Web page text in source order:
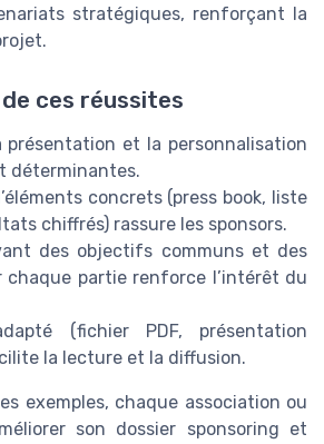
stratégiques, renforçant la
ces réussites
présentation et la personnalisation
déterminantes.
concrets (press book, liste
chiffrés) rassure les sponsors.
des objectifs communs et des
chaque partie renforce l’intérêt du
(fichier PDF, présentation
la lecture et la diffusion.
exemples, chaque association ou
son dossier sponsoring et